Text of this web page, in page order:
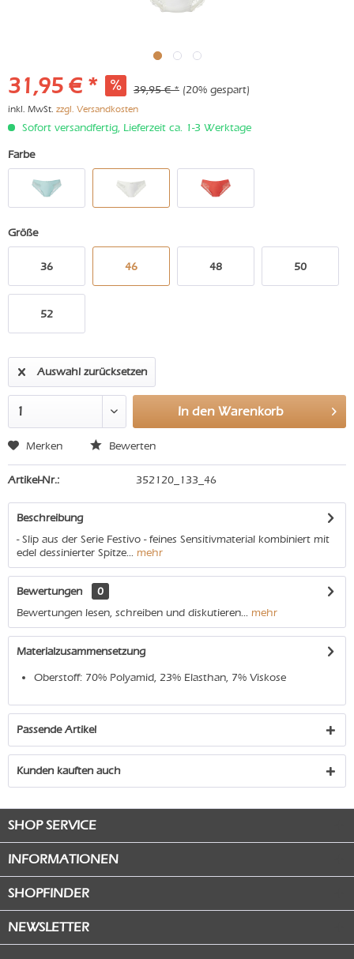
31,95 € * 39,95 € * (20% gespart)
inkl. MwSt. zzgl. Versandkosten
Sofort versandfertig, Lieferzeit ca. 1-3 Werktage
Farbe
Größe
36 46 48 50
52
Auswahl zurücksetzen
In den Warenkorb
Merken Bewerten
Artikel-Nr.: 352120_133_46
Beschreibung
- Slip aus der Serie Festivo - feines Sensitivmaterial kombiniert mit
edel dessinierter Spitze... mehr
Bewertungen
0
Bewertungen lesen, schreiben und diskutieren... mehr
Materialzusammensetzung
Oberstoff: 70% Polyamid, 23% Elasthan, 7% Viskose
Passende Artikel
Kunden kauften auch
SHOP SERVICE
INFORMATIONEN
SHOPFINDER
NEWSLETTER